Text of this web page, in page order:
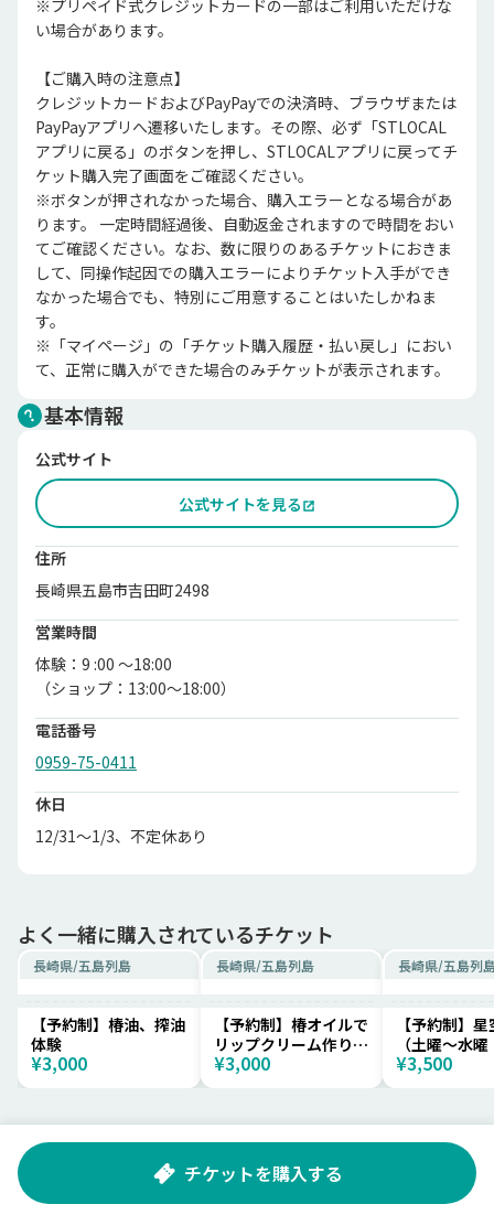
※プリペイド式クレジットカードの一部はご利用いただけな
い場合があります。
【ご購入時の注意点】
クレジットカードおよびPayPayでの決済時、ブラウザまたは
PayPayアプリへ遷移いたします。その際、必ず「STLOCAL
アプリに戻る」のボタンを押し、STLOCALアプリに戻ってチ
ケット購入完了画面をご確認ください。
※ボタンが押されなかった場合、購入エラーとなる場合があ
ります。 一定時間経過後、自動返金されますので時間をおい
てご確認ください。なお、数に限りのあるチケットにおきま
して、同操作起因での購入エラーによりチケット入手ができ
なかった場合でも、特別にご用意することはいたしかねま
す。
※「マイページ」の「チケット購入履歴・払い戻し」におい
て、正常に購入ができた場合のみチケットが表示されます。
基本情報
公式サイト
公式サイトを見る
住所
長崎県五島市吉田町2498
営業時間
体験：9 :00 ～18:00
（ショップ：13:00～18:00）
電話番号
0959-75-0411
休日
12/31～1/3、不定休あり
よく一緒に購入されているチケット
長崎県/五島列島
【予約制】椿油、搾油
体験
¥3,000
長崎県/五島列島
【予約制】椿オイルで
リップクリーム作り体
験（1名利用）
¥3,000
長崎県/五島列
【予約制】
（土曜～水
～）
¥3,500
チケットを購入する